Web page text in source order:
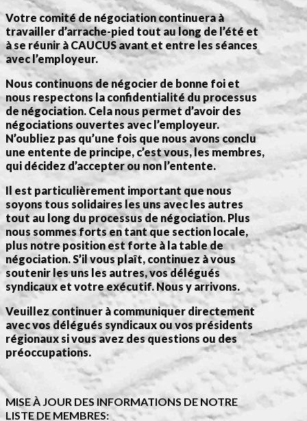
Votre comité de négociation continuera à
travailler d’arrache-pied tout au long de l’été et
à se réunir à CAUCUS avant et entre les séances
avec l’employeur.
Nous continuons de négocier de bonne foi et
nous respectons la confidentialité du processus
de négociation. Cela nous permet d’avoir des
négociations ouvertes avec l’employeur.
N’oubliez pas qu’une fois que nous avons conclu
une entente de principe, c’est vous, les membres,
qui décidez d’accepter ou non l’entente.
Il est particulièrement important que nous
soyons tous solidaires les uns avec les autres
tout au long du processus de négociation. Plus
nous sommes forts en tant que section locale,
plus notre position est forte à la table de
négociation. S’il vous plaît, continuez à vous
soutenir les uns les autres, vos délégués
syndicaux et votre exécutif. Nous y arrivons.
Veuillez continuer à communiquer directement
avec vos délégués syndicaux ou vos présidents
régionaux si vous avez des questions ou des
préoccupations.
MISE À JOUR DES INFORMATIONS DE NOTRE
LISTE DE MEMBRES: